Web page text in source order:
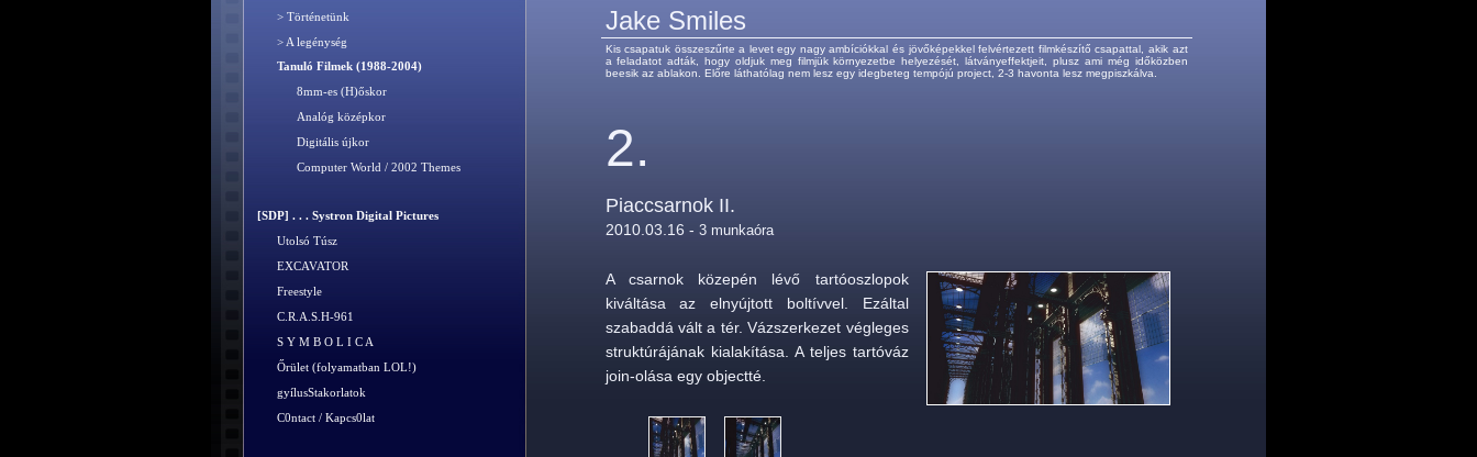
> Történetünk
> A legénység
Tanuló Filmek (1988-2004)
8mm-es (H)őskor
Analóg középkor
Digitális újkor
Computer World / 2002 Themes
[SDP] . . . Systron Digital Pictures
Utolsó Túsz
EXCAVATOR
Freestyle
C.R.A.S.H-961
S Y M B O L I C A
Őrület (folyamatban LOL!)
gyílusStakorlatok
C0ntact / Kapcs0lat
Jake Smiles
Kis csapatuk összeszűrte a levet egy nagy ambíciókkal és jövőképekkel felvértezett filmkészítő csapattal, akik azt
a feladatot adták, hogy oldjuk meg filmjük környezetbe helyezését, látványeffektjeit, plusz ami még időközben
beesik az ablakon. Előre láthatólag nem lesz egy idegbeteg tempójú project, 2-3 havonta lesz megpiszkálva.
2.
Piaccsarnok II.
2010.03.16 - 3 munkaóra
A csarnok közepén lévő tartóoszlopok
kiváltása az elnyújtott boltívvel. Ezáltal
szabaddá vált a tér. Vázszerkezet végleges
struktúrájának kialakítása. A teljes tartóváz
join-olása egy objectté.